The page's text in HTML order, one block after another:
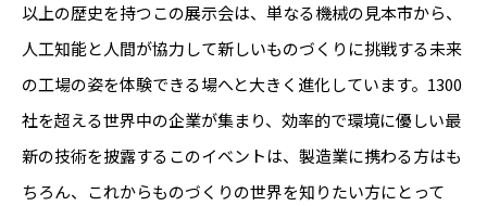
以上の歴史を持つこの展示会は、単なる機械の見本市から、
人工知能と人間が協力して新しいものづくりに挑戦する未来
の工場の姿を体験できる場へと大きく進化しています。1300
社を超える世界中の企業が集まり、効率的で環境に優しい最
新の技術を披露するこのイベントは、製造業に携わる方はも
ちろん、これからものづくりの世界を知りたい方にとって